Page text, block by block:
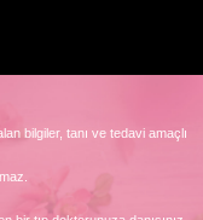
bilgiler, tanı ve tedavi amaçlı